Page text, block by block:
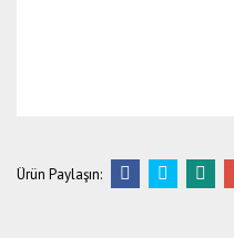
Ürün Paylaşın: